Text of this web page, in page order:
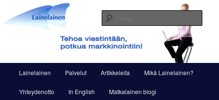
sisältöön
toissijaiseen
sisältöön
Lainelainen
Viestintää ja markkinointia
Lainelainen Palvelut Artikkeleita Mikä Lainelainen?
Yhteydenotto In English Matkalainen blogi